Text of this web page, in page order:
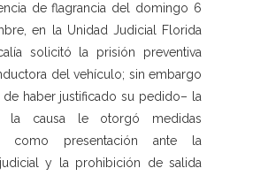
de flagrancia del domingo 6
en la Unidad Judicial Florida
solicitó la prisión preventiva
del vehículo; sin embargo
de haber justificado su pedido– la
la causa le otorgó medidas
como presentación ante la
y la prohibición de salida